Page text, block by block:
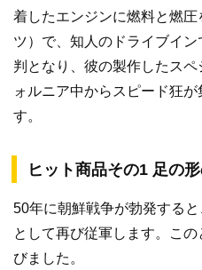
着したエンジンに燃料と燃
ツ）で、知人のドライブイ
判となり、彼の製作したス
ォルニア中からスピード狂
す。
ヒット商品その1 足の
50年に朝鮮戦争が勃発する
として再び従軍します。こ
びました。